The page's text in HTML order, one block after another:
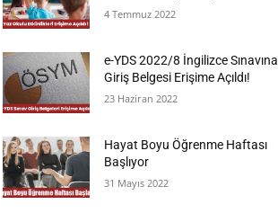
4 Temmuz 2022
e-YDS 2022/8 İngilizce Sınavına
Giriş Belgesi Erişime Açıldı!
23 Haziran 2022
Hayat Boyu Öğrenme Haftası
Başlıyor
31 Mayıs 2022